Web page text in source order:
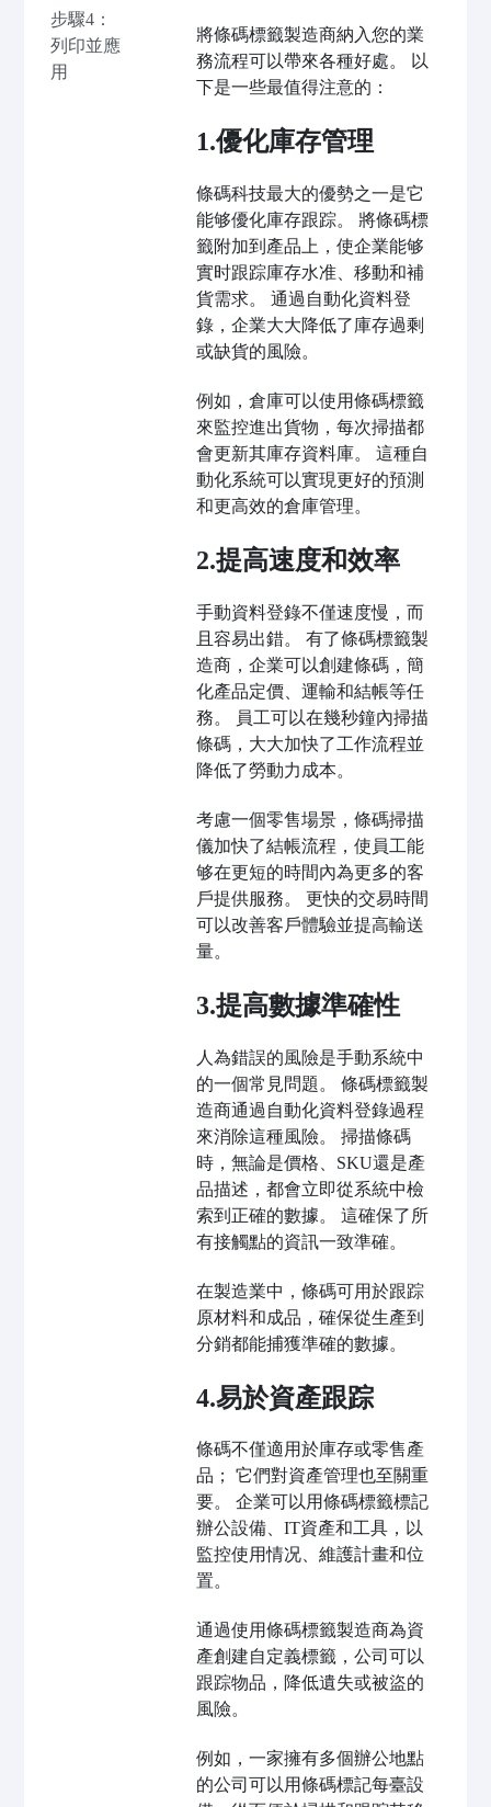
步驟4：
列印並應
用
將條碼標籤製造商納入您的業
務流程可以帶來各種好處。 以
下是一些最值得注意的：
1.優化庫存管理
條碼科技最大的優勢之一是它
能够優化庫存跟踪。 將條碼標
籤附加到產品上，使企業能够
實时跟踪庫存水准、移動和補
貨需求。 通過自動化資料登
錄，企業大大降低了庫存過剩
或缺貨的風險。
例如，倉庫可以使用條碼標籤
來監控進出貨物，每次掃描都
會更新其庫存資料庫。 這種自
動化系統可以實現更好的預測
和更高效的倉庫管理。
2.提高速度和效率
手動資料登錄不僅速度慢，而
且容易出錯。 有了條碼標籤製
造商，企業可以創建條碼，簡
化產品定價、運輸和結帳等任
務。 員工可以在幾秒鐘內掃描
條碼，大大加快了工作流程並
降低了勞動力成本。
考慮一個零售場景，條碼掃描
儀加快了結帳流程，使員工能
够在更短的時間內為更多的客
戶提供服務。 更快的交易時間
可以改善客戶體驗並提高輸送
量。
3.提高數據準確性
人為錯誤的風險是手動系統中
的一個常見問題。 條碼標籤製
造商通過自動化資料登錄過程
來消除這種風險。 掃描條碼
時，無論是價格、SKU還是產
品描述，都會立即從系統中檢
索到正確的數據。 這確保了所
有接觸點的資訊一致準確。
在製造業中，條碼可用於跟踪
原材料和成品，確保從生產到
分銷都能捕獲準確的數據。
4.易於資產跟踪
條碼不僅適用於庫存或零售產
品； 它們對資產管理也至關重
要。 企業可以用條碼標籤標記
辦公設備、IT資產和工具，以
監控使用情况、維護計畫和位
置。
通過使用條碼標籤製造商為資
產創建自定義標籤，公司可以
跟踪物品，降低遺失或被盜的
風險。
例如，一家擁有多個辦公地點
的公司可以用條碼標記每臺設